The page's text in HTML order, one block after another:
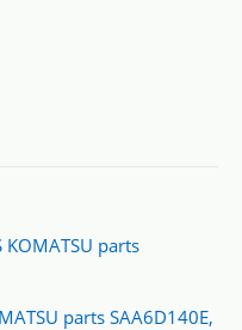
KOMATSU parts
parts SAA6D140E,